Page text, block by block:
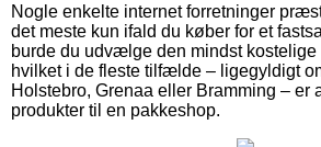
Nogle enkelte internet forretninger
det meste kun ifald du køber for et
burde du udvælge den mindst kostelige
hvilket i de fleste tilfælde – ligegyldigt
Holstebro, Grenaa eller Bramming – er
produkter til en pakkeshop.